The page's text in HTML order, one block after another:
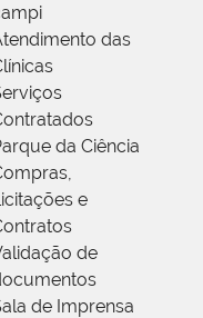
das
da Ciência
e
de
de Imprensa